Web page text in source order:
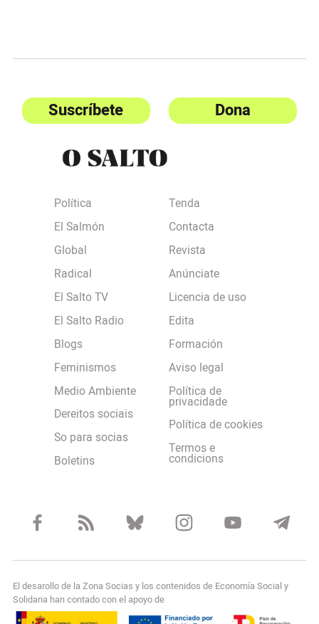
Suscríbete Dona
Política
El Salmón
Global
Radical
El Salto TV
El Salto Radio
Blogs
Feminismos
Medio Ambiente
Dereitos sociais
So para socias
Boletins
Tenda
Contacta
Revista
Anúnciate
Licencia de uso
Edita
Formación
Aviso legal
Política de
privacidade
Política de cookies
Termos e
condicions
El desarollo de la Zona Socias y los contenidos de Economía Social y
Solidaria han contado con el apoyo de